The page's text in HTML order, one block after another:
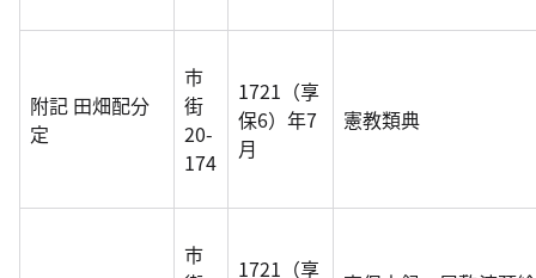
附記 田畑配分
定
市
街
20-
174
1721（享
保6）年7
月
憲教類典
市
1721（享